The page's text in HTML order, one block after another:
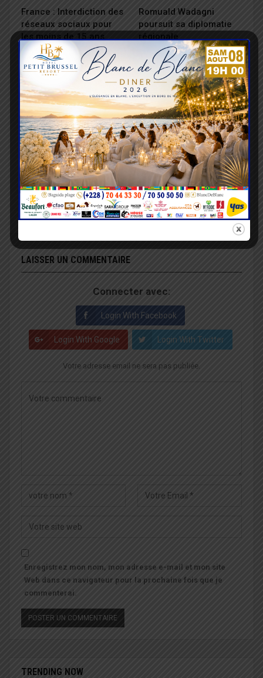
France : Interdiction des
réseaux sociaux pour
les moins de 15 ans
Romuald Wadagni
poursuit sa diplomatie
régionale
INTERNATIONAL
« Je n’utiliserai pas
cette responsabilité
pour organiser le chaos
institutionnel,…
INTERNATIONAL
Bénin : Romuald
Wadagni tend la main à
l’AES
PREV NEXT
LAISSER UN COMMENTAIRE
Connecter avec:
Login With Facebook
Login With Google Login With Twitter
Votre adresse email ne sera pas publiée.
Enregistrez mon nom, mon adresse e-mail et mon site
Web dans ce navigateur pour la prochaine fois que je
commenterai.
TRENDING NOW